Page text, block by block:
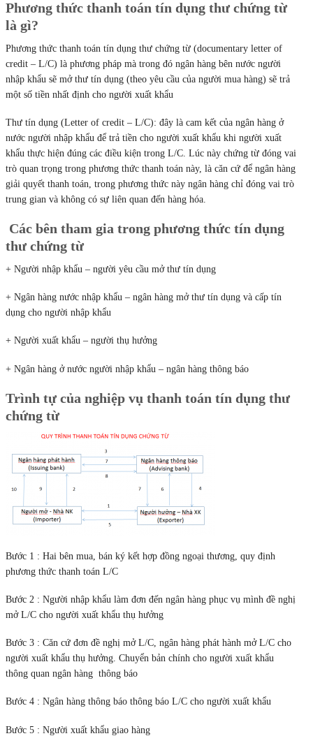
Phương thức thanh toán tín dụng thư chứng từ
là gì?
Phương thức thanh toán tín dụng thư chứng từ (documentary letter of
credit – L/C) là phương pháp mà trong đó ngân hàng bên nước người
nhập khẩu sẽ mở thư tín dụng (theo yêu cầu của người mua hàng) sẽ trả
một số tiền nhất định cho người xuất khẩu
Thư tín dụng (Letter of credit – L/C): đây là cam kết của ngân hàng ở
nước người nhập khẩu để trả tiền cho người xuất khẩu khi người xuất
khẩu thực hiện đúng các điều kiện trong L/C. Lúc này chứng từ đóng vai
trò quan trọng trong phương thức thanh toán này, là căn cứ để ngân hàng
giải quyết thanh toán, trong phương thức này ngân hàng chỉ đóng vai trò
trung gian và không có sự liên quan đến hàng hóa.
Các bên tham gia trong phương thức tín dụng
thư chứng từ
+ Người nhập khẩu – người yêu cầu mở thư tín dụng
+ Ngân hàng nước nhập khẩu – ngân hàng mở thư tín dụng và cấp tín
dụng cho người nhập khẩu
+ Người xuất khẩu – người thụ hưởng
+ Ngân hàng ở nước người nhập khẩu – ngân hàng thông báo
Trình tự của nghiệp vụ thanh toán tín dụng thư
chứng từ
Bước 1 : Hai bên mua, bán ký kết hợp đồng ngoại thương, quy định
phương thức thanh toán L/C
Bước 2 : Người nhập khẩu làm đơn đến ngân hàng phục vụ mình đề nghị
mở L/C cho người xuất khẩu thụ hưởng
Bước 3 : Căn cứ đơn đề nghị mở L/C, ngân hàng phát hành mở L/C cho
người xuất khẩu thụ hưởng. Chuyển bản chính cho người xuất khẩu
thông quan ngân hàng thông báo
Bước 4 : Ngân hàng thông báo thông báo L/C cho người xuất khẩu
Bước 5 : Người xuất khẩu giao hàng